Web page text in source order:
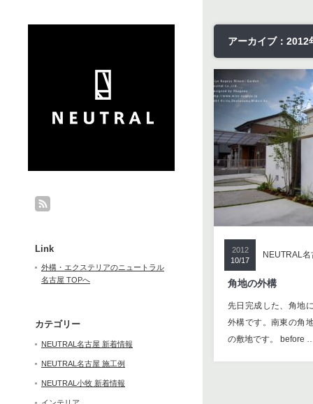
Link
外構・エクステリアのニュートラル
名古屋 TOPへ
カテゴリー
NEUTRAL名古屋 新着情報
NEUTRAL名古屋 施工例
NEUTRAL小牧 新着情報
アーカイブ：2012
2012
10/17
NEUTRAL
角地の外構
先日完成した、角地
外構です。南東の角
の敷地です。 before